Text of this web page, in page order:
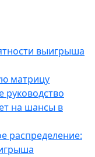
выигрыша
матрицу
на шансы в
распределение: